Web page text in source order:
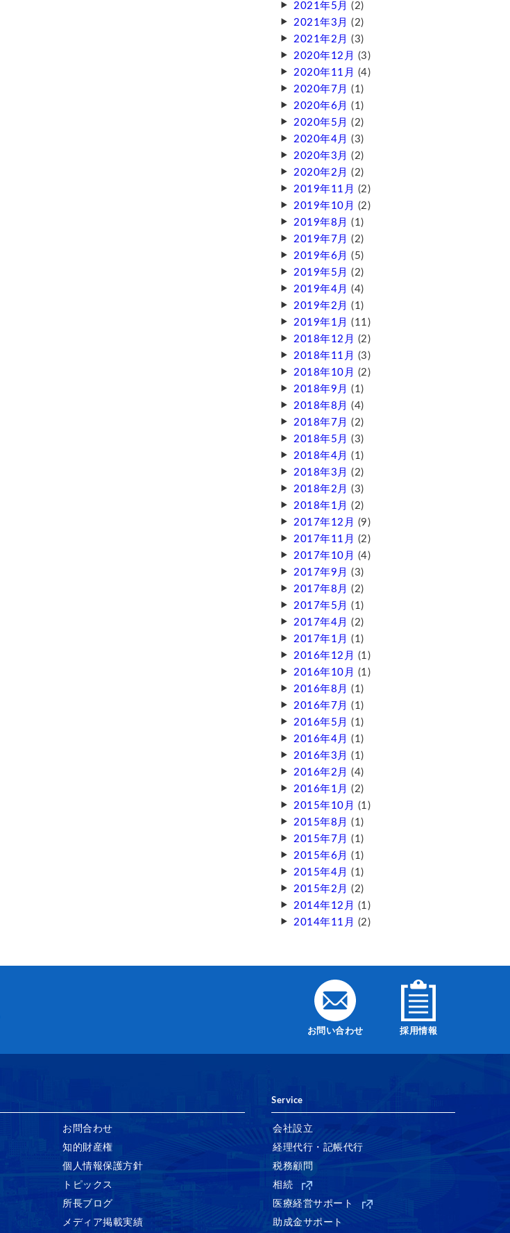
2021年5月 (2)
2021年3月 (2)
2021年2月 (3)
2020年12月 (3)
2020年11月 (4)
2020年7月 (1)
2020年6月 (1)
2020年5月 (2)
2020年4月 (3)
2020年3月 (2)
2020年2月 (2)
2019年11月 (2)
2019年10月 (2)
2019年8月 (1)
2019年7月 (2)
2019年6月 (5)
2019年5月 (2)
2019年4月 (4)
2019年2月 (1)
2019年1月 (11)
2018年12月 (2)
2018年11月 (3)
2018年10月 (2)
2018年9月 (1)
2018年8月 (4)
2018年7月 (2)
2018年5月 (3)
2018年4月 (1)
2018年3月 (2)
2018年2月 (3)
2018年1月 (2)
2017年12月 (9)
2017年11月 (2)
2017年10月 (4)
2017年9月 (3)
2017年8月 (2)
2017年5月 (1)
2017年4月 (2)
2017年1月 (1)
2016年12月 (1)
2016年10月 (1)
2016年8月 (1)
2016年7月 (1)
2016年5月 (1)
2016年4月 (1)
2016年3月 (1)
2016年2月 (4)
2016年1月 (2)
2015年10月 (1)
2015年8月 (1)
2015年7月 (1)
2015年6月 (1)
2015年4月 (1)
2015年2月 (2)
2014年12月 (1)
2014年11月 (2)
採用情報
お問い合わせ
お問合わせ
知的財産権
個人情報保護方針
トピックス
所長ブログ
メディア掲載実績
Service
会社設立
経理代行・記帳代行
税務顧問
相続
医療経営サポート
助成金サポート